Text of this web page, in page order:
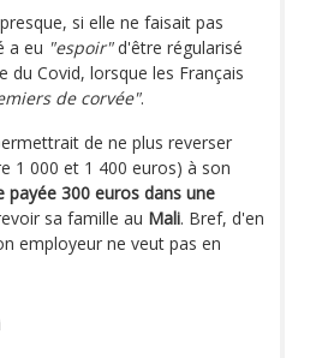
si elle ne faisait pas
a eu "espoir"d'être régularisé
du Covid, lorsque les Français
de corvée".
de ne plus reverser
1 000 et 1 400 euros) à son
payée 300 euros dans une
sa famille au Mali. Bref, d'en
employeur ne veut pas en